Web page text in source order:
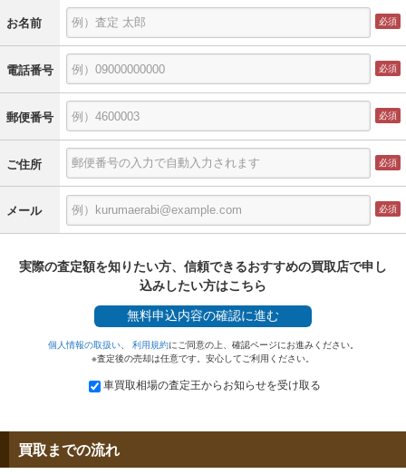
お名前
電話番号
郵便番号
ご住所
メール
実際の査定額を知りたい方、信頼できるおすすめの買取店で申し
込みしたい方はこちら
無料申込内容の確認に進む
個人情報の取扱い、 利用規約にご同意の上、確認ページにお進みください。
※査定後の売却は任意です。安心してご利用ください。
車買取相場の査定王からお知らせを受け取る
買取までの流れ